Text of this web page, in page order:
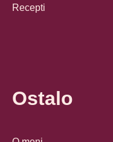
Recepti
Ostalo